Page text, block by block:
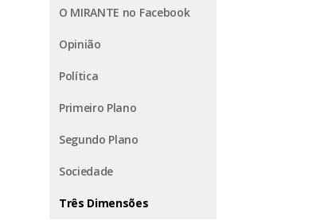
O MIRANTE no Facebook
Opinião
Política
Primeiro Plano
Segundo Plano
Sociedade
Três Dimensões